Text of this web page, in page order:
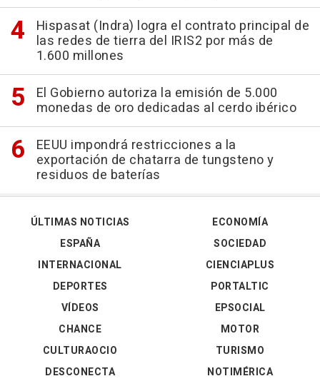
Hispasat (Indra) logra el contrato principal de
las redes de tierra del IRIS2 por más de
1.600 millones
El Gobierno autoriza la emisión de 5.000
monedas de oro dedicadas al cerdo ibérico
EEUU impondrá restricciones a la
exportación de chatarra de tungsteno y
residuos de baterías
ÚLTIMAS NOTICIAS
ESPAÑA
INTERNACIONAL
DEPORTES
VÍDEOS
ECONOMÍA
SOCIEDAD
CIENCIAPLUS
PORTALTIC
EPSOCIAL
CHANCE
CULTURAOCIO
DESCONECTA
MOTOR
TURISMO
NOTIMÉRICA